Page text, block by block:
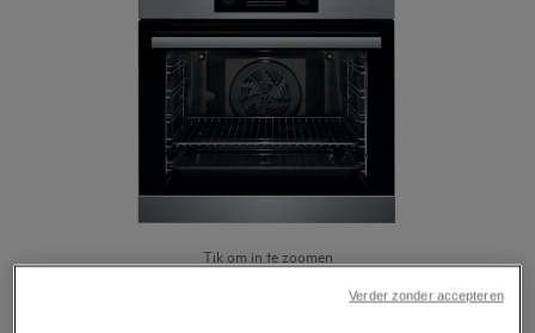
Tik om in te zoomen
Verder zonder accepteren